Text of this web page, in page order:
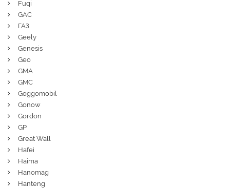
Fuqi
GAC
ГАЗ
Geely
Genesis
Geo
GMA
GMC
Goggomobil
Gonow
Gordon
GP
Great Wall
Hafei
Haima
Hanomag
Hanteng